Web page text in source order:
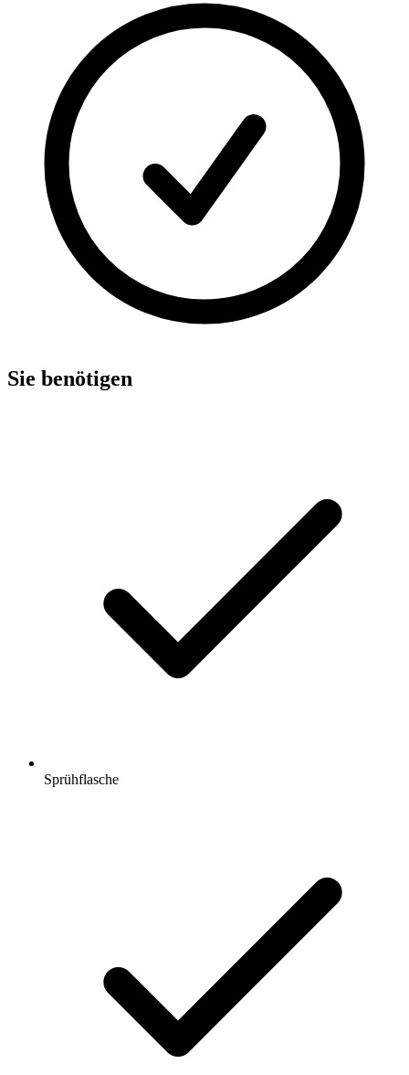
Sie benötigen
Sprühflasche